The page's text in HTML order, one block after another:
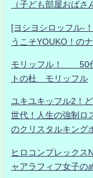
（子ども部屋おばさ
[ヨシヨシロッフル-
うこそYOUKO！の
モリッフル！ 50代
トの杜 モリッフル
ユキユキッフル2！
世代！人生の強制ロ
のクリスタルキング
ヒロコンプレックス
ャアラフィフ女子の